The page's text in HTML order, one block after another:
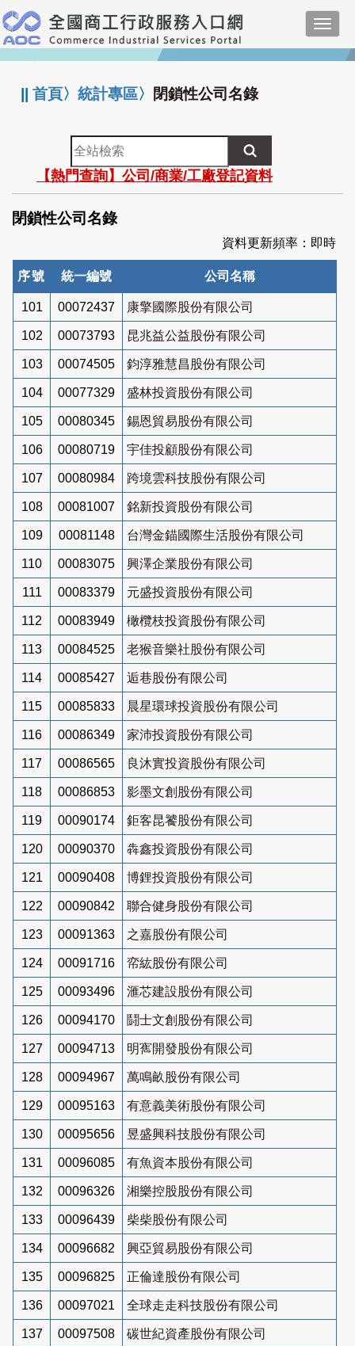
跳
到
主
要
:::
||首頁〉統計專區〉 閉鎖性公司名錄
全
站
檢
索
【熱門查詢】公司/商業/工廠登記資料
閉鎖性公司名錄
資料更新頻率：即時
序號 統一編號 公司名稱
101 00072437 康擎國際股份有限公司
102 00073793 昆兆益公益股份有限公司
103 00074505 鈞淳雅慧昌股份有限公司
104 00077329 盛林投資股份有限公司
105 00080345 錫恩貿易股份有限公司
106 00080719 宇佳投顧股份有限公司
107 00080984 跨境雲科技股份有限公司
108 00081007 銘新投資股份有限公司
109 00081148 台灣金錨國際生活股份有限公司
110 00083075 興澤企業股份有限公司
111 00083379 元盛投資股份有限公司
112 00083949 橄欖枝投資股份有限公司
113 00084525 老猴音樂社股份有限公司
114 00085427 逅巷股份有限公司
115 00085833 晨星環球投資股份有限公司
116 00086349 家沛投資股份有限公司
117 00086565 良沐實投資股份有限公司
118 00086853 影墨文創股份有限公司
119 00090174 鉅客昆饕股份有限公司
120 00090370 犇鑫投資股份有限公司
121 00090408 博鋰投資股份有限公司
122 00090842 聯合健身股份有限公司
123 00091363 之嘉股份有限公司
124 00091716 帟紘股份有限公司
125 00093496 滙芯建設股份有限公司
126 00094170 鬪士文創股份有限公司
127 00094713 明寯開發股份有限公司
128 00094967 萬鳴畝股份有限公司
129 00095163 有意義美術股份有限公司
130 00095656 昱盛興科技股份有限公司
131 00096085 有魚資本股份有限公司
132 00096326 湘樂控股股份有限公司
133 00096439 柴柴股份有限公司
134 00096682 興亞貿易股份有限公司
135 00096825 正倫達股份有限公司
136 00097021 全球走走科技股份有限公司
137 00097508 碳世紀資產股份有限公司